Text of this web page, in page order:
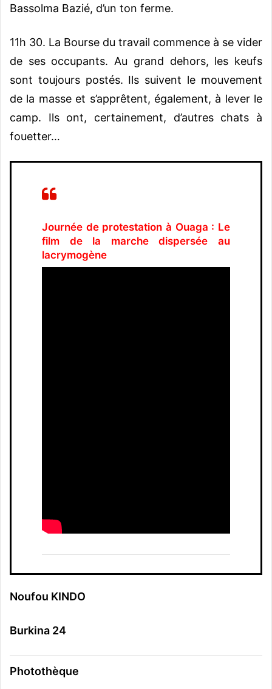
Bassolma Bazié, d’un ton ferme.
11h 30. La Bourse du travail commence à se vider
de ses occupants. Au grand dehors, les keufs
sont toujours postés. Ils suivent le mouvement
de la masse et s’apprêtent, également, à lever le
camp. Ils ont, certainement, d’autres chats à
fouetter…
Journée de protestation à Ouaga : Le
film de la marche dispersée au
lacrymogène
Noufou KINDO
Burkina 24
Photothèque